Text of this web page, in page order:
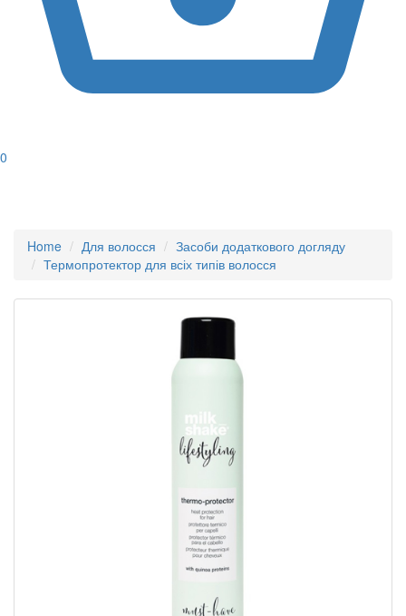
0
Home Для волосся
Засоби додаткового догляду
Термопротектор для всіх типів волосся